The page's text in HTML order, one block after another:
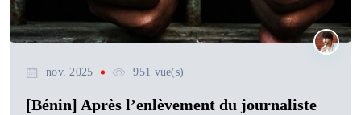
nov. 2025 951 vue(s)
[Bénin] Après l’enlèvement du journaliste